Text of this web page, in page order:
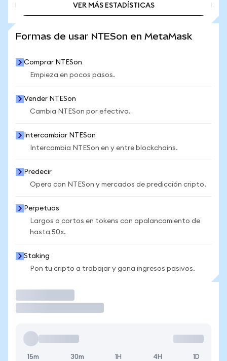
VER MÁS ESTADÍSTICAS
Formas de usar NTESon en MetaMask
Comprar NTESon
Empieza en pocos pasos.
Vender NTESon
Cambia NTESon por efectivo.
Intercambiar NTESon
Intercambia NTESon en y entre blockchains.
Predecir
Opera con NTESon y mercados de predicción cripto.
Perpetuos
Largos o cortos en tokens con apalancamiento de
hasta 50x.
Staking
Pon tu cripto a trabajar y gana ingresos pasivos.
15m 30m 1H 4H 1D